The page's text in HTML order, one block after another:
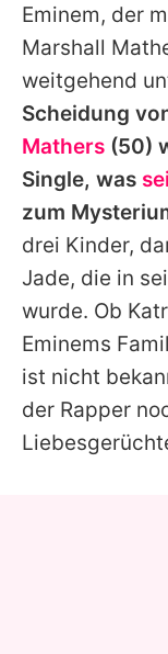
Eminem, der
Marshall
weitgehend
Scheidung
Mathers (50)
Single, was
zum
drei Kinder,
Jade, die in
wurde. Ob
Eminems
ist nicht
der Rapper